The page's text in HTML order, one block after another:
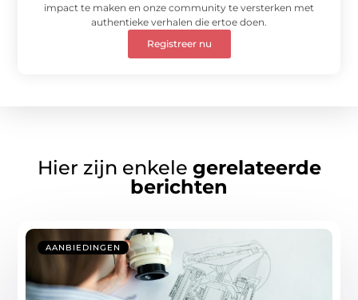
impact te maken en onze community te versterken met
authentieke verhalen die ertoe doen.
Registreer nu
Hier zijn enkele gerelateerde
berichten
AANBIEDINGEN